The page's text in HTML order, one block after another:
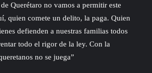
Querétaro no vamos a permitir este
quien comete un delito, la paga. Quien
defienden a nuestras familias todos
todo el rigor de la ley. Con la
no se juega”